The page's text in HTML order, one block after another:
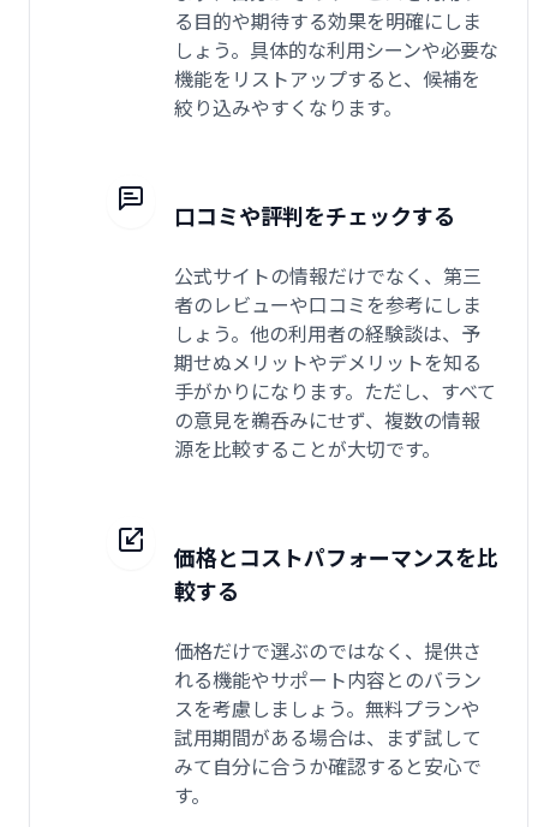
る目的や期待する効果を明確にしま
しょう。具体的な利用シーンや必要な
機能をリストアップすると、候補を
絞り込みやすくなります。
口コミや評判をチェックする
公式サイトの情報だけでなく、第三
者のレビューや口コミを参考にしま
しょう。他の利用者の経験談は、予
期せぬメリットやデメリットを知る
手がかりになります。ただし、すべて
の意見を鵜呑みにせず、複数の情報
源を比較することが大切です。
価格とコストパフォーマンスを比
較する
価格だけで選ぶのではなく、提供さ
れる機能やサポート内容とのバラン
スを考慮しましょう。無料プランや
試用期間がある場合は、まず試して
みて自分に合うか確認すると安心で
す。